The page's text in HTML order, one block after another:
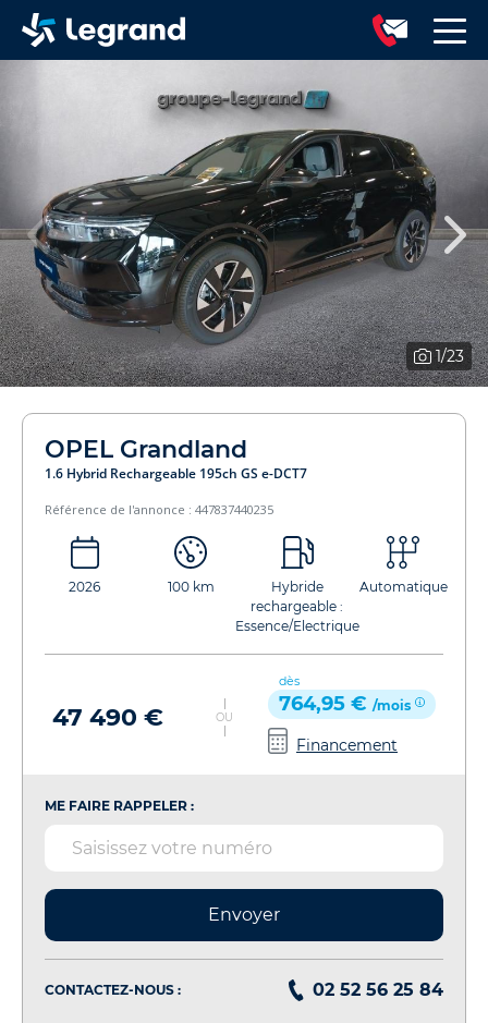
1/23
OPEL Grandland
1.6 Hybrid Rechargeable 195ch GS e-DCT7
Référence de l'annonce : 447837440235
2026 100 km
Hybride
rechargeable :
Essence/Electrique
Automatique
47 490 € OU
dès
764,95 € /mois
Financement
ME FAIRE RAPPELER :
Envoyer
CONTACTEZ-NOUS : 02 52 56 25 84